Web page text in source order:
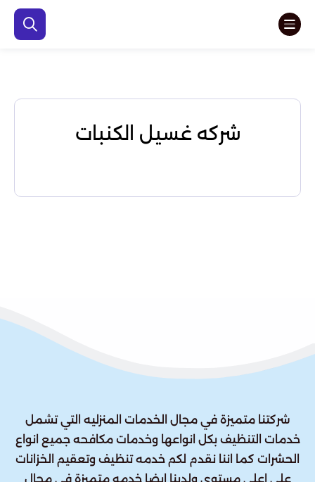
شركه غسيل الكنبات
شركتنا متميزة في مجال الخدمات المنزليه التي تشمل
خدمات التنظيف بكل انواعها وخدمات مكافحه جميع انواع
الحشرات كما اننا نقدم لكم خدمه تنظيف وتعقيم الخزانات
علي اعلي مستوي ولدينا ايضا خدمه متميزة في مجال